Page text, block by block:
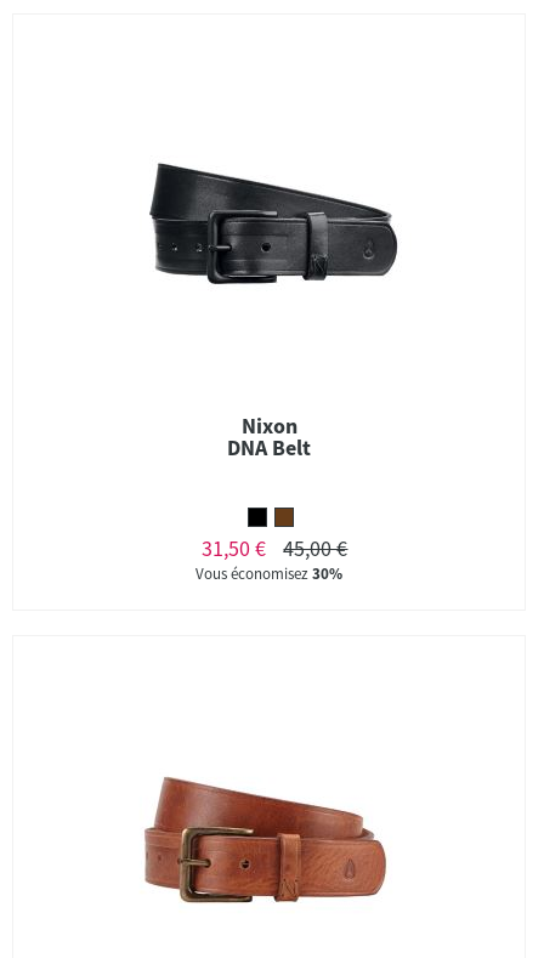
Nixon
DNA Belt
31,50 € 45,00 €
Vous économisez30%